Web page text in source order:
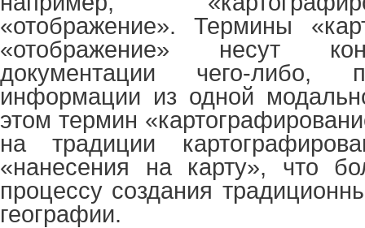
«отображение». Термины
«отображение» несут
документации чего-либо,
информации из одной
этом термин
на традиции
«нанесения на карту», что
процессу создания
географии.